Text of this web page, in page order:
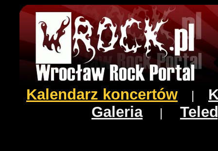
Kalendarz koncertów
Galeria|